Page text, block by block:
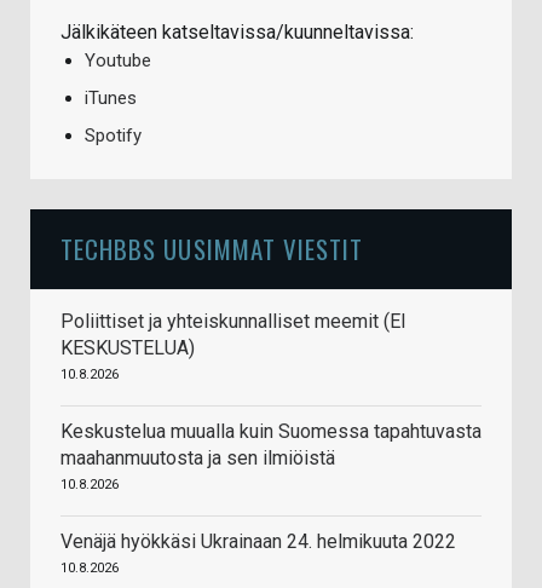
Jälkikäteen katseltavissa/kuunneltavissa:
Youtube
iTunes
Spotify
TECHBBS UUSIMMAT VIESTIT
Poliittiset ja yhteiskunnalliset meemit (EI
KESKUSTELUA)
10.8.2026
Keskustelua muualla kuin Suomessa tapahtuvasta
maahanmuutosta ja sen ilmiöistä
10.8.2026
Venäjä hyökkäsi Ukrainaan 24. helmikuuta 2022
10.8.2026